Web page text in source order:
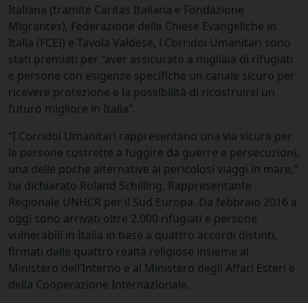
Italiana (tramite Caritas Italiana e Fondazione
Migrantes), Federazione delle Chiese Evangeliche in
Italia (FCEI) e Tavola Valdese, i Corridoi Umanitari sono
stati premiati per “aver assicurato a migliaia di rifugiati
e persone con esigenze specifiche un canale sicuro per
ricevere protezione e la possibilità di ricostruirsi un
futuro migliore in Italia”.
“I Corridoi Umanitari rappresentano una via sicura per
le persone costrette a fuggire da guerre e persecuzioni,
una delle poche alternative ai pericolosi viaggi in mare,”
ha dichiarato Roland Schilling, Rappresentante
Regionale UNHCR per il Sud Europa. Da febbraio 2016 a
oggi sono arrivati oltre 2.000 rifugiati e persone
vulnerabili in Italia in base a quattro accordi distinti,
firmati dalle quattro realtà religiose insieme al
Ministero dell’Interno e al Ministero degli Affari Esteri e
della Cooperazione Internazionale.